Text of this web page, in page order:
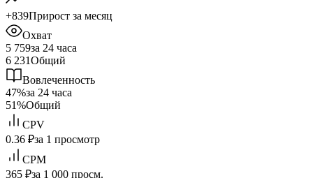
+839Прирост за месяц
Охват
5 759за 24 часа
6 231Общий
Вовлеченность
47%за 24 часа
51%Общий
CPV
0.36 ₽за 1 просмотр
CPM
365 ₽за 1 000 просм.